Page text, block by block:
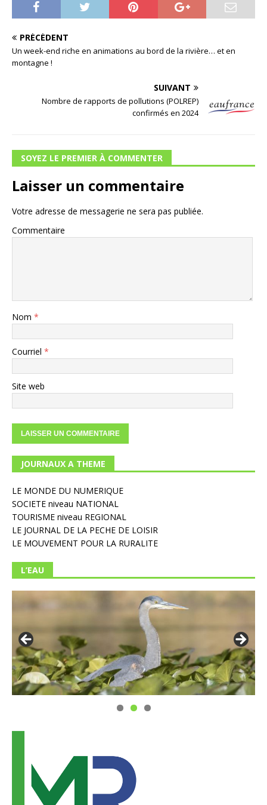
PRÉCÉDENT
Un week-end riche en animations au bord de la rivière… et en
montagne !
SUIVANT
Nombre de rapports de pollutions (POLREP)
confirmés en 2024
SOYEZ LE PREMIER À COMMENTER
Laisser un commentaire
Votre adresse de messagerie ne sera pas publiée.
Commentaire
Nom *
Courriel *
Site web
JOURNAUX A THEME
LE MONDE DU NUMERIQUE
SOCIETE niveau NATIONAL
TOURISME niveau REGIONAL
LE JOURNAL DE LA PECHE DE LOISIR
LE MOUVEMENT POUR LA RURALITE
L’EAU